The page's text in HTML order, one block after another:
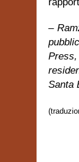
–
Santa